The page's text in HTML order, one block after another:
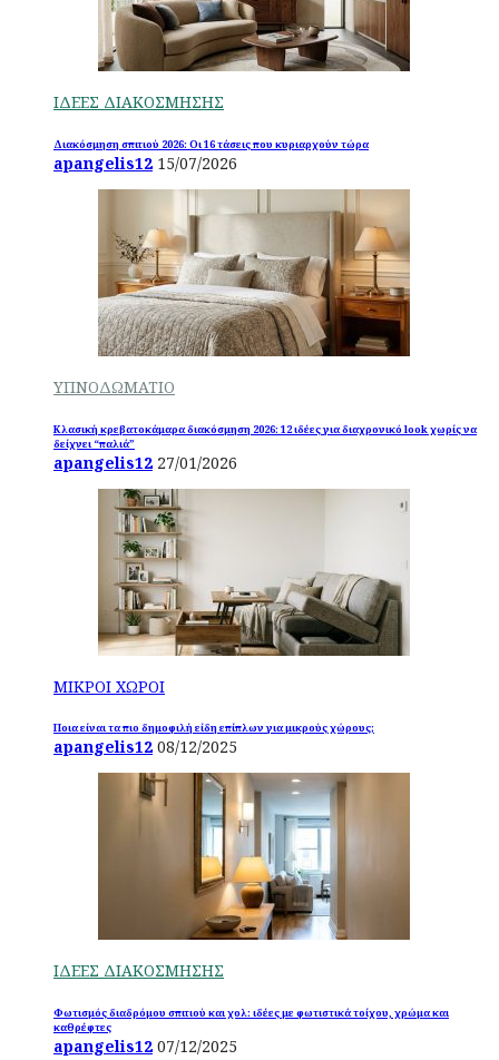
ΙΔΕΕΣ ΔΙΑΚΟΣΜΗΣΗΣ
Διακόσμηση σπιτιού 2026: Οι 16 τάσεις που κυριαρχούν τώρα
apangelis12 15/07/2026
ΥΠΝΟΔΩΜΑΤΙΟ
Κλασική κρεβατοκάμαρα διακόσμηση 2026: 12 ιδέες για διαχρονικό look χωρίς να
δείχνει “παλιά”
apangelis12 27/01/2026
ΜΙΚΡΟΙ ΧΩΡΟΙ
Ποια είναι τα πιο δημοφιλή είδη επίπλων για μικρούς χώρους;
apangelis12 08/12/2025
ΙΔΕΕΣ ΔΙΑΚΟΣΜΗΣΗΣ
Φωτισμός διαδρόμου σπιτιού και χολ: ιδέες με φωτιστικά τοίχου, χρώμα και
καθρέφτες
apangelis12 07/12/2025